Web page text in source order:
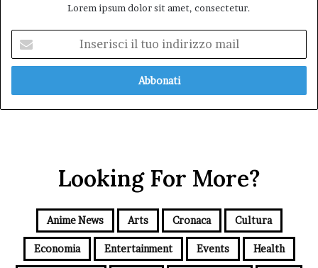
Lorem ipsum dolor sit amet, consectetur.
tuo
mail
Looking For More?
Anime News Arts Cronaca Cultura
Economia Entertainment Events Health